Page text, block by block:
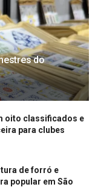
do
oito classificados e
para clubes
de forró e
popular em São